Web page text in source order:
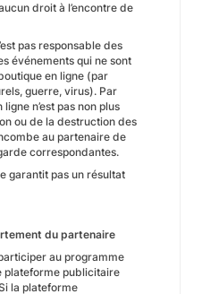
droit à l’encontre de
pas responsable des
événements qui ne sont
en ligne (par
guerre, virus). Par
n’est pas non plus
ou de la destruction des
au partenaire de
correspondantes.
garantit pas un résultat
du partenaire
au programme
plateforme publicitaire
la plateforme